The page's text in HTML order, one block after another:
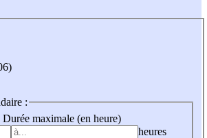
:
Durée maximale (en heure)
heures